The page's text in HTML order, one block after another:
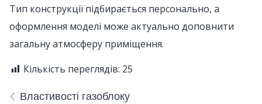
Тип конструкції підбирається персонально, а
оформлення моделі може актуально доповнити
загальну атмосферу приміщення.
Кількість переглядів: 25
Властивості газоблоку